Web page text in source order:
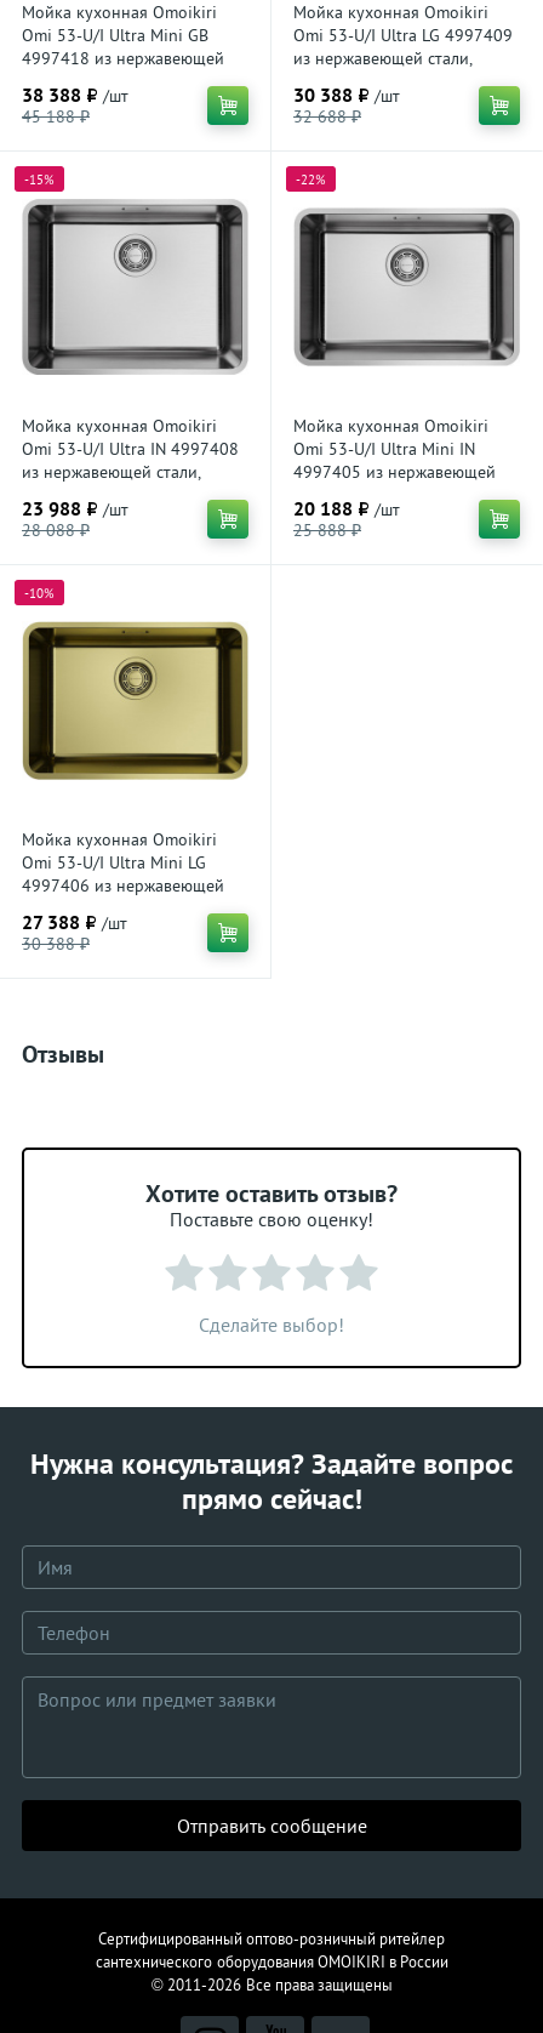
Мойка кухонная Omoikiri
Omi 53-U/I Ultra Mini GB
4997418 из нержавеющей
38 388 ₽ /шт
45 188 ₽
Мойка кухонная Omoikiri
Omi 53-U/I Ultra LG 4997409
из нержавеющей стали,
30 388 ₽ /шт
32 688 ₽
-15%
Мойка кухонная Omoikiri
Omi 53-U/I Ultra IN 4997408
из нержавеющей стали,
23 988 ₽ /шт
28 088 ₽
-22%
Мойка кухонная Omoikiri
Omi 53-U/I Ultra Mini IN
4997405 из нержавеющей
стали, нержавеющая сталь
20 188 ₽ /шт
25 888 ₽
-10%
Мойка кухонная Omoikiri
Omi 53-U/I Ultra Mini LG
4997406 из нержавеющей
27 388 ₽ /шт
30 388 ₽
Отзывы
Хотите оставить отзыв?
Поставьте свою оценку!
Сделайте выбор!
Нужна консультация? Задайте вопрос
прямо сейчас!
Отправить сообщение
Сертифицированный оптово-розничный ритейлер
сантехнического оборудованияOMOIKIRI в России
© 2011-2026 Все права защищены